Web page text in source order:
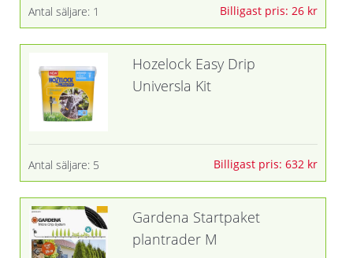
Antal säljare: 1 Billigast pris: 26 kr
Hozelock Easy Drip
Universla Kit
Antal säljare: 5 Billigast pris: 632 kr
Gardena Startpaket
plantrader M